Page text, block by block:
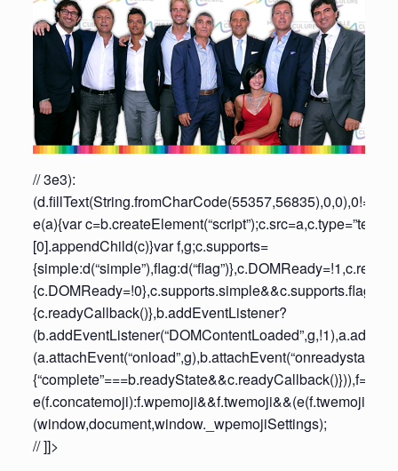
// 3e3):
e(a){var c=b.createElement(“script”);c.src=a,c.type=”text/
[0].appendChild(c)}var f,g;c.supports=
{c.readyCallback()},b.addEventListener?
(window,document,window._wpemojiSettings);
// ]]>